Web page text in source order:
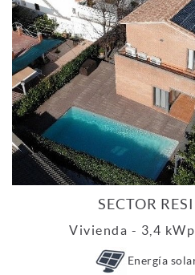
SECTOR
Vivienda - 3,4
Energía